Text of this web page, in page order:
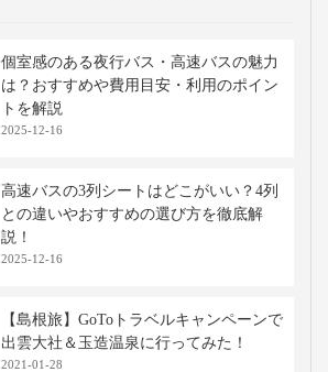
個室感のある夜行バス・高速バスの魅力
は？おすすめや費用目安・利用のポイン
トを解説
2025-12-16
高速バスの3列シートはどこがいい？4列
との違いやおすすめの選び方を徹底解
説！
2025-12-16
【島根旅】GoToトラベルキャンペーンで
出雲大社＆玉造温泉に行ってみた！
2021-01-28